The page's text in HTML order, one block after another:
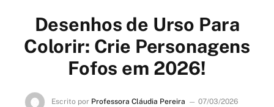
Desenhos de Urso Para
Colorir: Crie Personagens
Fofos em 2026!
Escrito por Professora Cláudia Pereira
07/03/2026